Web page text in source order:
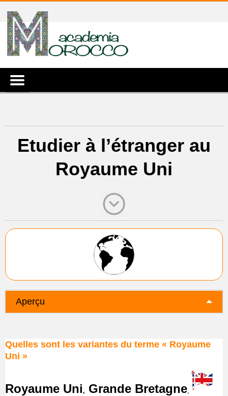
Etudier à l’étranger au
Royaume Uni
Aperçu
Quelles sont les variantes du terme « Royaume
Uni »
Royaume Uni, Grande Bretagne,